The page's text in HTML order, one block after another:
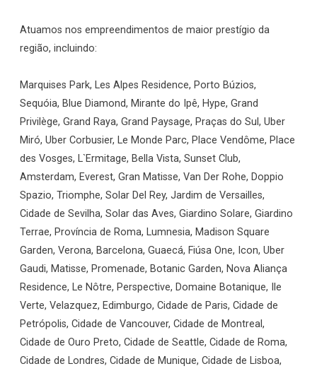
Atuamos nos empreendimentos de maior prestígio da
região, incluindo:
Marquises Park, Les Alpes Residence, Porto Búzios,
Sequóia, Blue Diamond, Mirante do Ipê, Hype, Grand
Privilège, Grand Raya, Grand Paysage, Praças do Sul, Uber
Miró, Uber Corbusier, Le Monde Parc, Place Vendôme, Place
des Vosges, L`Ermitage, Bella Vista, Sunset Club,
Amsterdam, Everest, Gran Matisse, Van Der Rohe, Doppio
Spazio, Triomphe, Solar Del Rey, Jardim de Versailles,
Cidade de Sevilha, Solar das Aves, Giardino Solare, Giardino
Terrae, Província de Roma, Lumnesia, Madison Square
Garden, Verona, Barcelona, Guaecá, Fiúsa One, Icon, Uber
Gaudi, Matisse, Promenade, Botanic Garden, Nova Aliança
Residence, Le Nôtre, Perspective, Domaine Botanique, Ile
Verte, Velazquez, Edimburgo, Cidade de Paris, Cidade de
Petrópolis, Cidade de Vancouver, Cidade de Montreal,
Cidade de Ouro Preto, Cidade de Seattle, Cidade de Roma,
Cidade de Londres, Cidade de Munique, Cidade de Lisboa,